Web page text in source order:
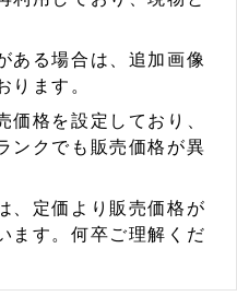
ある場合は、追加画像
ります。
価格を設定しており、
ンクでも販売価格が異
、定価より販売価格が
ます。何卒ご理解くだ